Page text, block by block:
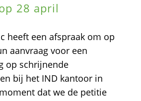
28 april
heeft een afspraak om op
aanvraag voor een
op schrijnende
bij het IND kantoor in
dat we de petitie